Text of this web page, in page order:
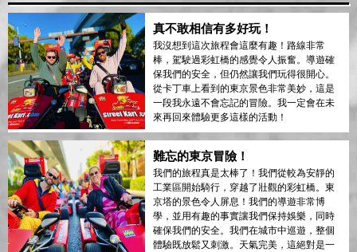
真不敢相信有多好玩！
我沒想到這次旅程會這麼有趣！路線非常
棒，駕駛過彩虹橋的感覺令人振奮。導遊確
保我們的安全，但仍然讓我們玩得很開心。
從卡丁車上看到的東京景色非常美妙，這是
一段我永遠不會忘記的冒險。我一定會在未
來再回來體驗更多這樣的活動！
難忘的東京冒險！
我們的旅程真是太棒了！我們從較為安靜的
工業區開始騎行，穿越了壯觀的彩虹橋。東
京塔的景色令人屏息！我們的導遊非常博
學，並用有趣的事實讓我們保持娛樂，同時
確保我們的安全。我們在城市中巡遊，整個
體驗既放鬆又刺激。天氣完美，這絕對是一